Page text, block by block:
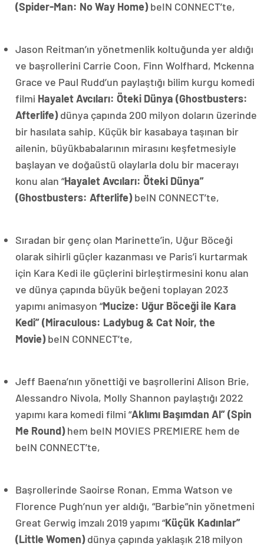
(Spider-Man: No Way Home)beIN CONNECT’te,
Jason Reitman’ın yönetmenlik koltuğunda yer aldığı
ve başrollerini Carrie Coon, Finn Wolfhard, Mckenna
Grace ve Paul Rudd’un paylaştığı bilim kurgu komedi
filmi Hayalet Avcıları: Öteki Dünya (Ghostbusters:
Afterlife)dünya çapında 200 milyon doların üzerinde
bir hasılata sahip. Küçük bir kasabaya taşınan bir
ailenin, büyükbabalarının mirasını keşfetmesiyle
başlayan ve doğaüstü olaylarla dolu bir macerayı
konu alan “Hayalet Avcıları: Öteki Dünya”
(Ghostbusters: Afterlife)beIN CONNECT’te,
Sıradan bir genç olan Marinette’in, Uğur Böceği
olarak sihirli güçler kazanması ve Paris’i kurtarmak
için Kara Kedi ile güçlerini birleştirmesini konu alan
ve dünya çapında büyük beğeni toplayan 2023
yapımı animasyon “Mucize: Uğur Böceği ile Kara
Kedi” (Miraculous: Ladybug & Cat Noir, the
Movie)beIN CONNECT’te,
Jeff Baena’nın yönettiği ve başrollerini Alison Brie,
Alessandro Nivola, Molly Shannon paylaştığı 2022
yapımı kara komedi filmi “Aklımı Başımdan Al”(Spin
Me Round)hem beIN MOVIES PREMIERE hem de
beIN CONNECT’te,
Başrollerinde Saoirse Ronan, Emma Watson ve
Florence Pugh’nun yer aldığı, “Barbie”nin yönetmeni
Great Gerwig imzalı 2019 yapımı “Küçük Kadınlar”
(Little Women)dünya çapında yaklaşık 218 milyon